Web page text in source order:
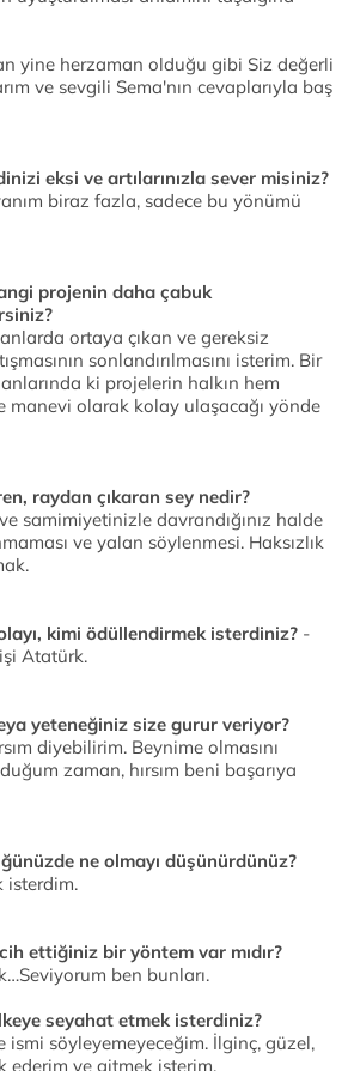
yine herzaman olduğu gibi Siz değerli
ve sevgili Sema'nın cevaplarıyla baş
eksi ve artılarınızla sever misiniz?
biraz fazla, sadece bu yönümü
projenin daha çabuk
ortaya çıkan ve gereksiz
sonlandırılmasını isterim. Bir
ki projelerin halkın hem
manevi olarak kolay ulaşacağı yönde
raydan çıkaran sey nedir?
samimiyetinizle davrandığınız halde
ve yalan söylenmesi. Haksızlık
kimi ödüllendirmek isterdiniz? -
Atatürk.
yeteneğiniz size gurur veriyor?
diyebilirim. Beynime olmasını
zaman, hırsım beni başarıya
ne olmayı düşünürdünüz?
isterdim.
ettiğiniz bir yöntem var mıdır?
ben bunları.
seyahat etmek isterdiniz?
söyleyemeyeceğim. İlginç, güzel,
ederim ve gitmek isterim.